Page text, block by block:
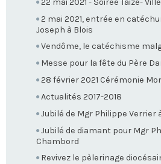
2 mai 2021, entrée en
Joseph à Blois
Vendôme, le catéchisme
Messe pour la fête du Père
28 février 2021 Cérémonie
Actualités 2017-2018
Jubilé de Mgr Philippe Verrier
Jubilé de diamant pour Mgr
Chambord
Revivez le pèlerinage